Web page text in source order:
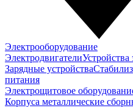
Электрооборудование
ЭлектродвигателиУстройства
Зарядные устройства
питания
Электрощитовое
Корпуса металлические